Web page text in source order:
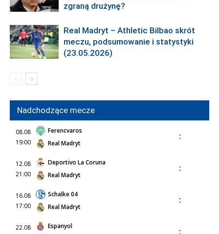
zgraną drużynę?
Real Madryt – Athletic Bilbao skrót
meczu, podsumowanie i statystyki
(23.05.2026)
Nadchodzące mecze
08.08
19:00
Ferencvaros
Real Madryt
:
12.08
21:00
Deportivo La Coruna
Real Madryt
:
16.08
17:00
Schalke 04
Real Madryt
:
22.08
Espanyol
: